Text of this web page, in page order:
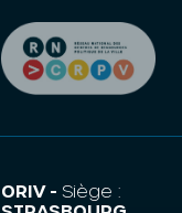
ORIV - Siège :